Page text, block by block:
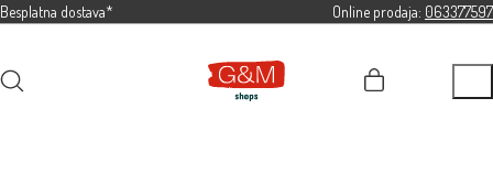
Besplatna dostava* Online prodaja: 063377597